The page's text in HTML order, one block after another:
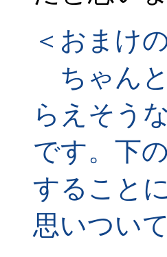
＜おまけ
ちゃんと
らえそう
です。下
すること
思いつい